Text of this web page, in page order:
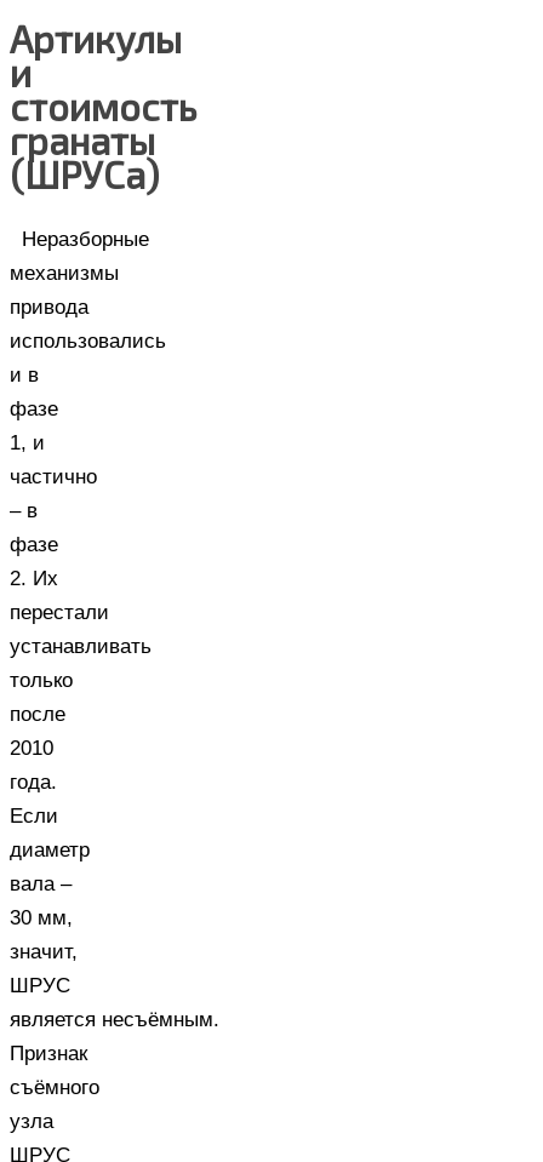
Артикулы
и
стоимость
гранаты
(ШРУСа)
Неразборные
механизмы
привода
использовались
и в
фазе
1, и
частично
– в
фазе
2. Их
перестали
устанавливать
только
после
2010
года.
Если
диаметр
вала –
30 мм,
значит,
ШРУС
является несъёмным.
Признак
съёмного
узла
ШРУС